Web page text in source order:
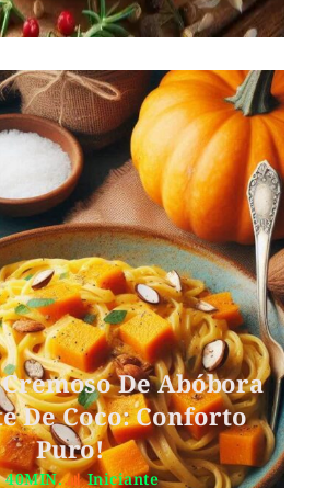
De Abóbora
De Coco: Conforto
Puro!
40MIN. Iniciante